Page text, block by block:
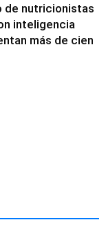
de nutricionistas
inteligencia
más de cien